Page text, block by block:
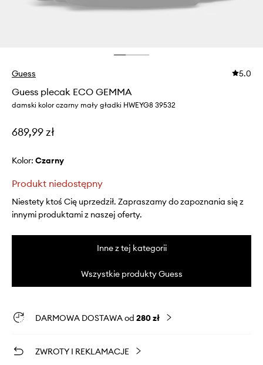
Guess 5.0
Guess plecak ECO GEMMA
damski kolor czarny mały gładki HWEYG8 39532
689,99 zł
Kolor: czarny
Produkt niedostępny
Niestety ktoś Cię uprzedził. Zapraszamy do zapoznania się z
innymi produktami z naszej oferty.
Inne z tej kategorii
Wszystkie produkty Guess
DARMOWA DOSTAWA od 280 zł
ZWROTY I REKLAMACJE